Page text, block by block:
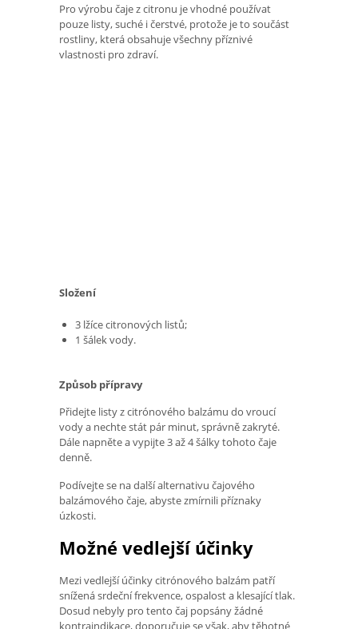
Pro výrobu čaje z citronu je vhodné používat
pouze listy, suché i čerstvé, protože je to součást
rostliny, která obsahuje všechny příznivé
vlastnosti pro zdraví.
Složení
3 lžíce citronových listů;
1 šálek vody.
Způsob přípravy
Přidejte listy z citrónového balzámu do vroucí
vody a nechte stát pár minut, správně zakryté.
Dále napněte a vypijte 3 až 4 šálky tohoto čaje
denně.
Podívejte se na další alternativu čajového
balzámového čaje, abyste zmírnili příznaky
úzkosti.
Možné vedlejší účinky
Mezi vedlejší účinky citrónového balzám patří
snížená srdeční frekvence, ospalost a klesající tlak.
Dosud nebyly pro tento čaj popsány žádné
kontraindikace, doporučuje se však, aby těhotné